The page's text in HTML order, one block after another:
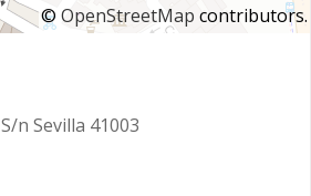
©OpenStreetMap contributors.
n Sevilla 41003